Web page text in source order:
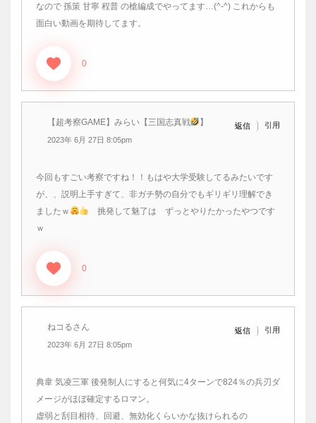
なので 孫策 甘寧 程普 の槍編成でやってます…(^-^) これからも
面白い動画を期待してます。
0
【超考察GAME】みらい【三国志真戦 】
2023年 6月 27日 8:05pm
返信 引用
今回もすごい考察ですね！！もはや大学受験してるみたいです
が、、説明上手すぎて、非ガチ勢の自分でもギリギリ理解でき
ましたｗ
挑発して魅了は ずっとやりたかったやつです
ｗ
0
ねコるさん
2023年 6月 27日 8:05pm
返信 引用
典韋 気凌三軍 後発制人にすると何気に4ターンで824％の兵刃ダ
メージがほぼ確定するロマン。
虚弱と刮目相待、回避、無効化くらいかな抜けられるの